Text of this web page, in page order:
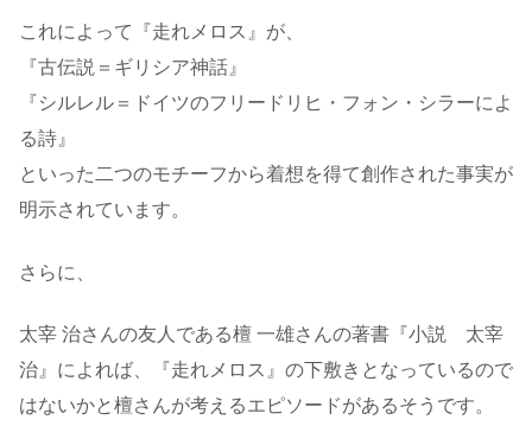
これによって『走れメロス』が、
『古伝説＝ギリシア神話』
『シルレル＝ドイツのフリードリヒ・フォン・シラーによ
る詩』
といった二つのモチーフから着想を得て創作された事実が
明示されています。
さらに、
太宰 治さんの友人である檀 一雄さんの著書『小説 太宰
治』によれば、『走れメロス』の下敷きとなっているので
はないかと檀さんが考えるエピソードがあるそうです。